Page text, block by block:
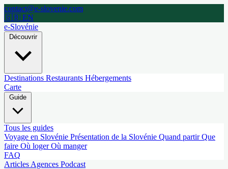
contact@e-slovenie.com
🇬🇧 EN
e-Slovénie
Découvrir
Destinations Restaurants Hébergements
Carte
Tous les guides
Voyage en Slovénie Présentation de la Slovénie Quand partirQue
faire Où logerOù manger
FAQ
Articles Agences Podcast